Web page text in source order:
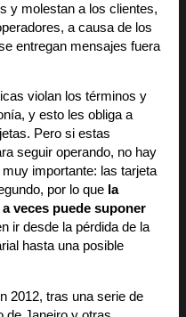
y molestan a los clientes,
a causa de los
entregan mensajes fuera
violan los términos y
y esto les obliga a
Pero si estas
seguir operando, no hay
importante: las tarjeta
por lo que la
veces puede suponer
ir desde la pérdida de la
hasta una posible
2012, tras una serie de